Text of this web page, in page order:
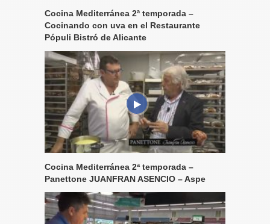
Cocina Mediterránea 2ª temporada –
Cocinando con uva en el Restaurante
Pópuli Bistró de Alicante
Cocina Mediterránea 2ª temporada –
Panettone JUANFRAN ASENCIO – Aspe